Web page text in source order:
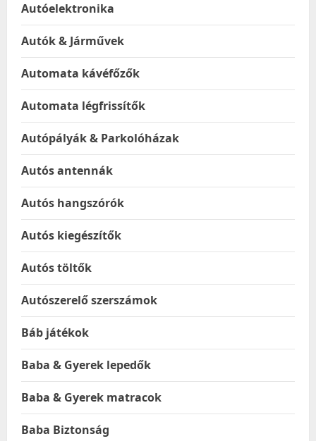
Autóelektronika
Autók & Járművek
Automata kávéfőzők
Automata légfrissítők
Autópályák & Parkolóházak
Autós antennák
Autós hangszórók
Autós kiegészítők
Autós töltők
Autószerelő szerszámok
Báb játékok
Baba & Gyerek lepedők
Baba & Gyerek matracok
Baba Biztonság